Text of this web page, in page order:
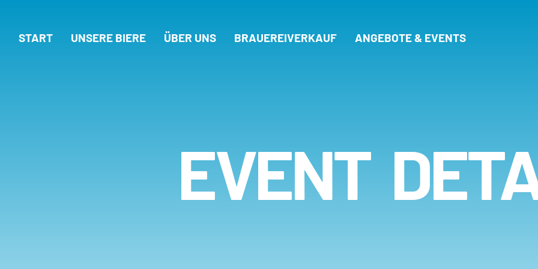
START UNSERE BIERE ÜBER UNS BRAUEREIVERKAUF ANGEBOTE & EVENTS
EVENT